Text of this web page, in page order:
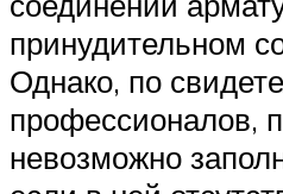
принудительном
Однако, по
профессионалов,
невозможно